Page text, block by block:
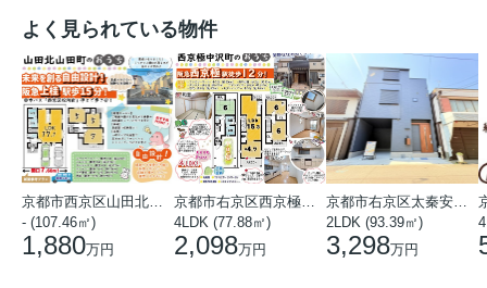
よく見られている物件
- (107.46㎡)
1,880万円
4LDK (77.88㎡)
2,098万円
2LDK (93.39㎡)
3,298万円